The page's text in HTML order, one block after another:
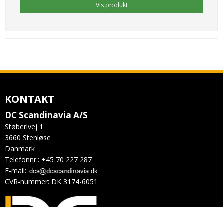
Vis produkt
KONTAKT
DC Scandinavia A/S
Støberivej 1
3660 Stenløse
Danmark
Telefonnr.: +45 70 227 287
E-mail:
CVR-nummer: DK 3174-6051